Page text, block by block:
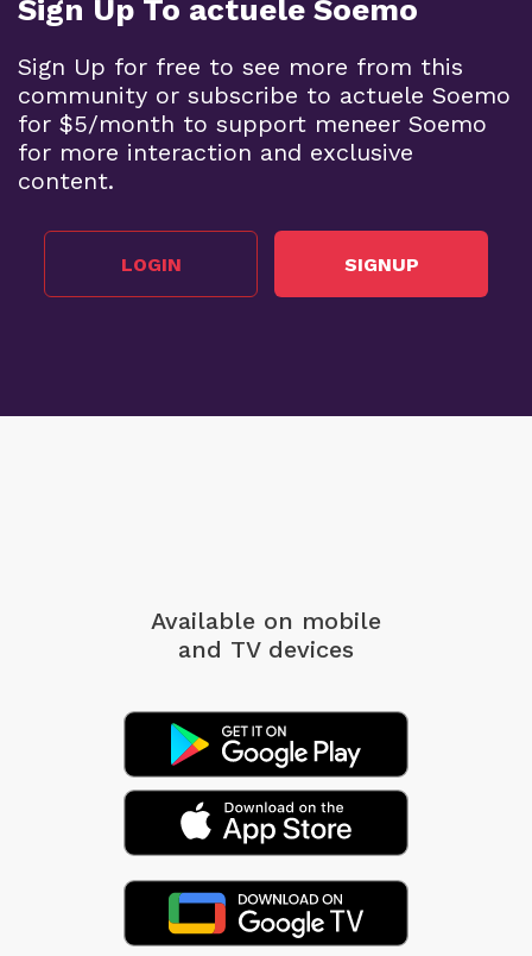
Sign Up To actuele Soemo
Sign Up for free to see more from this
community or subscribe to actuele Soemo
for $5/month to support meneer Soemo
for more interaction and exclusive
content.
LOGIN SIGNUP
Available on mobile
and TV devices